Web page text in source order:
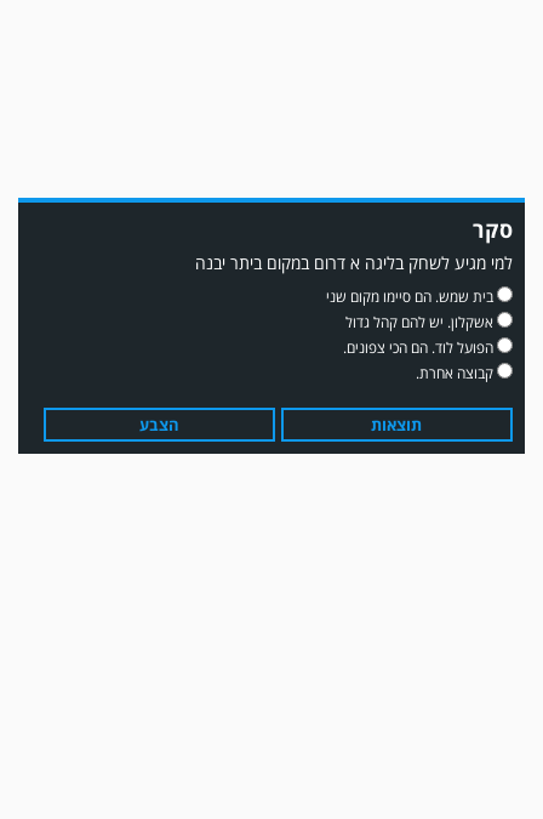
ממן ▫️אליאור משלי ▫️גול עצמי ▫️קובי מור
סקר
למי מגיע לשחק בליגה א דרום במקום ביתר יבנה
בית שמש. הם סיימו מקום שני
אשקלון. יש להם קהל גדול
הפועל לוד. הם הכי צפונים.
קבוצה אחרת.
תוצאות הצבע